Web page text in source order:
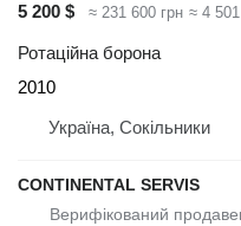
5 200 $
≈ 231 600 грн ≈ 4
Ротаційна борона
2010
Україна, Сокільники
CONTINENTAL SERVIS